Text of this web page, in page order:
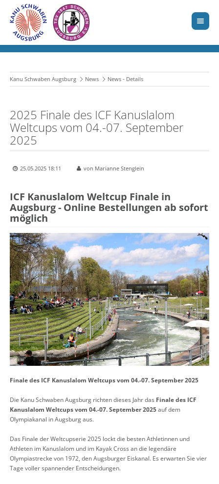
Kanu Schwaben Augsburg News News - Details
2025 Finale des ICF Kanuslalom
Weltcups vom 04.-07. September
2025
25.05.2025 18:11 von Marianne Stenglein
ICF Kanuslalom Weltcup Finale in
Augsburg - Online Bestellungen ab sofort
möglich
Finale des ICF Kanuslalom Weltcups vom 04.-07. September 2025
Die Kanu Schwaben Augsburg richten dieses Jahr das Finale des ICF
Kanuslalom Weltcups vom 04.-07. September 2025auf dem
Olympiakanal in Augsburg aus.
Das Finale der Weltcupserie 2025 lockt die besten Athletinnen und
Athleten im Kanuslalom und im Kayak Cross an die legendäre
Olympiastrecke von 1972, den Augsburger Eiskanal. Es erwarten Sie vier
Tage voller spannender Entscheidungen.